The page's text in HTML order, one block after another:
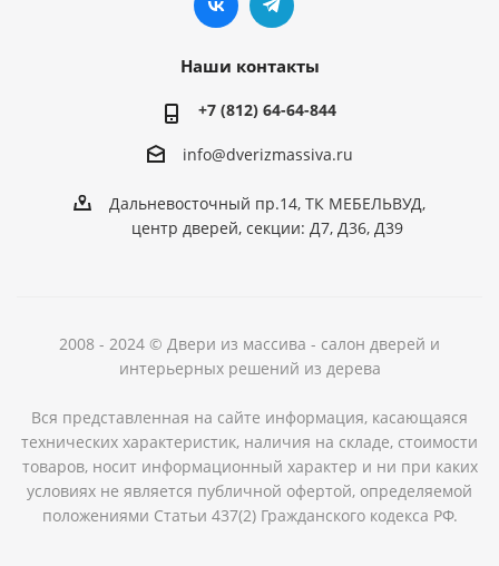
Наши контакты
+7 (812) 64-64-844
info@dverizmassiva.ru
Дальневосточный пр.14, ТК МЕБЕЛЬВУД,
центр дверей, секции: Д7, Д36, Д39
2008 - 2024 © Двери из массива - салон дверей и
интерьерных решений из дерева
Вся представленная на сайте информация, касающаяся
технических характеристик, наличия на складе, стоимости
товаров, носит информационный характер и ни при каких
условиях не является публичной офертой, определяемой
положениями Статьи 437(2) Гражданского кодекса РФ.